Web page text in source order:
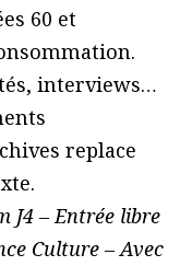
60 et
interviews…
replace
J4 – Entrée libre
Culture – Avec